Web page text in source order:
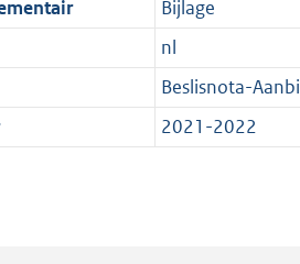
Bijlage
nl
Beslisnota-
2021-2022